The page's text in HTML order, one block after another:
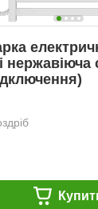
нержавіюча